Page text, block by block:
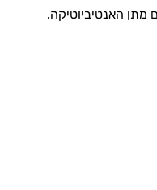
מתן האנטיביוטיקה.